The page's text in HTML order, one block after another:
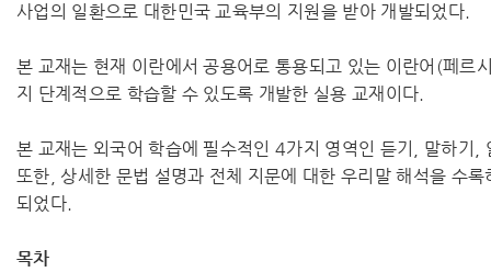
사업의 일환으로 대한민국 교육부의 지원을 받아 개발되었다.
본 교재는 현재 이란에서 공용어로 통용되고 있는 이란어(페르
지 단계적으로 학습할 수 있도록 개발한 실용 교재이다.
본 교재는 외국어 학습에 필수적인 4가지 영역인 듣기, 말하기
또한, 상세한 문법 설명과 전체 지문에 대한 우리말 해석을 수
되었다.
목차